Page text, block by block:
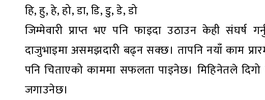
हि, हु, हे, हो, डा, डि, डु, डे, डो
जिम्मेवारी प्राप्त भए पनि फाइदा उठाउन केही संघर्ष
दाजुभाइमा असमझदारी बढ्न सक्छ। तापनि नयाँ काम
पनि चिताएको काममा सफलता पाइनेछ। मिहिनेतले
जगाउनेछ।